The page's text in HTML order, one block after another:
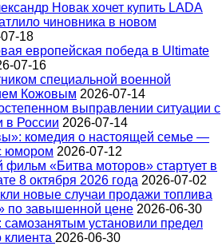
Новак хочет купить LADA
чиновника в новом
18
европейская победа в Ultimate
07-16
специальной военной
Кожовым 2026-07-14
выправлении ситуации с
в России 2026-07-14
комедия о настоящей семье —
юмором 2026-07-12
фильм «Битва моторов» стартует в
8 октября 2026 года 2026-07-02
новые случаи продажи топлива
по завышенной цене 2026-06-30
самозанятым установили предел
клиента 2026-06-30